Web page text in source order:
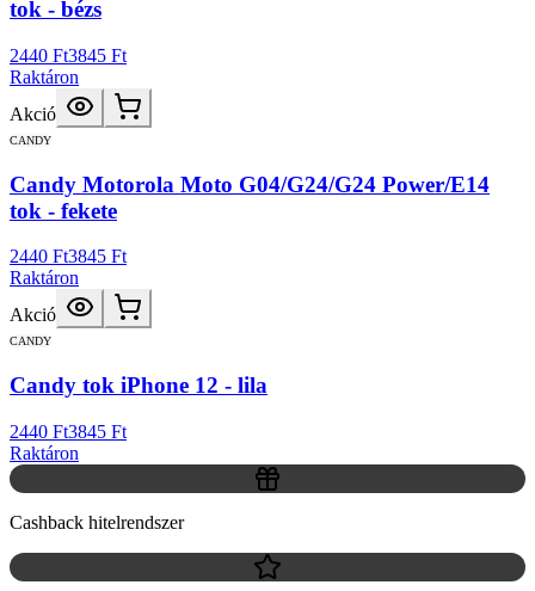
tok - bézs
2440 Ft3845 Ft
Raktáron
Akció
CANDY
Candy Motorola Moto G04/G24/G24 Power/E14
tok - fekete
2440 Ft3845 Ft
Raktáron
Akció
CANDY
Candy tok iPhone 12 - lila
2440 Ft3845 Ft
Raktáron
Cashback hitelrendszer